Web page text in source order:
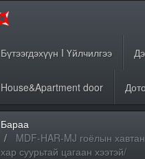
Бүтээгдэхүүн I Үйлчилгээ
House&Apartment door
Бараа
MDF-HAR-MJ гоёлын
хар суурьтай цагаан хээтэй/